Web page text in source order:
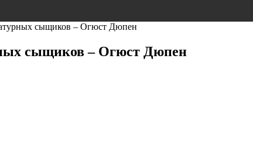
сыщиков – Огюст Дюпен
сыщиков – Огюст Дюпен